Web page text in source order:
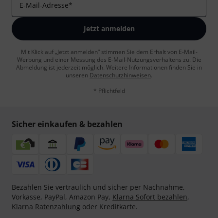
E-Mail-Adresse*
Jetzt anmelden
Mit Klick auf „Jetzt anmelden“ stimmen Sie dem Erhalt von E-Mail-
Werbung und einer Messung des E-Mail-Nutzungsverhaltens zu. Die
Abmeldung ist jederzeit möglich. Weitere Informationen finden Sie in
unseren Datenschutzhinweisen.
* Pflichtfeld
Sicher einkaufen & bezahlen
Bezahlen Sie vertraulich und sicher per Nachnahme,
Vorkasse, PayPal, Amazon Pay, Klarna Sofort bezahlen,
Klarna Ratenzahlung oder Kreditkarte.